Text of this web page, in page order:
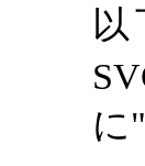
に